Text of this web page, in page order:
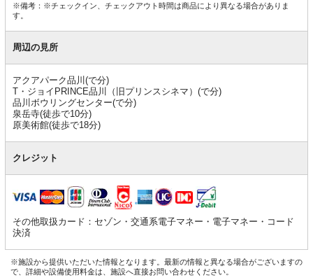
※備考：※チェックイン、チェックアウト時間は商品により異なる場合がありま
す。
周辺の見所
アクアパーク品川(で分)
T・ジョイPRINCE品川（旧プリンスシネマ）(で分)
品川ボウリングセンター(で分)
泉岳寺(徒歩で10分)
原美術館(徒歩で18分)
クレジット
その他取扱カード：セゾン・交通系電子マネー・電子マネー・コード
決済
※施設から提供いただいた情報となります。最新の情報と異なる場合がございますの
で、詳細や設備使用料金は、施設へ直接お問い合わせください。